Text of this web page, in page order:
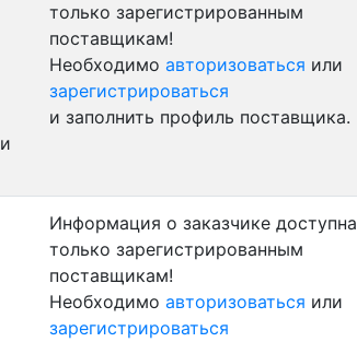
и
только зарегистрированным
поставщикам!
Необходимо авторизоваться или
зарегистрироваться
и заполнить профиль поставщика.
Информация о заказчике доступна
только зарегистрированным
поставщикам!
Необходимо авторизоваться или
зарегистрироваться